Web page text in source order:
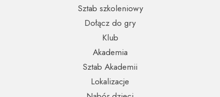
Lokalizacje
Sztab szkoleniowy
Sztab Akademii
Dołącz do gry
Akademia
Klub